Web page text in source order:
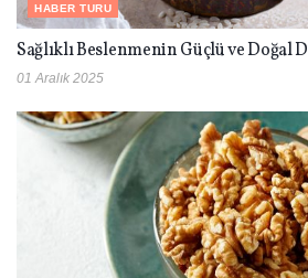
HABER TURU
Sağlıklı Beslenmenin Güçlü ve Doğal
01 Aralık 2025